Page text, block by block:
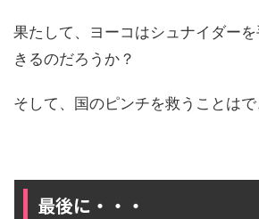
果たして、ヨーコはシュナイダー
きるのだろうか？
そして、国のピンチを救うことはで
最後に・・・